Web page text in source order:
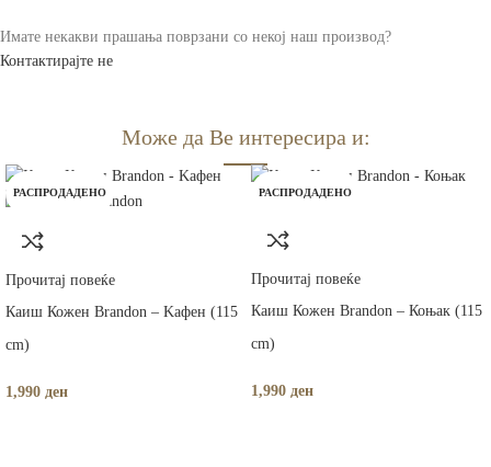
Имате некакви прашања поврзани со некој наш производ?
Контактирајте не
Може да Ве интересира и:
РАСПРОДАДЕНО
Прочитај повеќе
Каиш Кожен Brandon – Kафен (115
cm)
1,990 ден
РАСПРОДАДЕНО
Прочитај повеќе
Каиш Кожен Brandon – Коњак (115
cm)
1,990 ден